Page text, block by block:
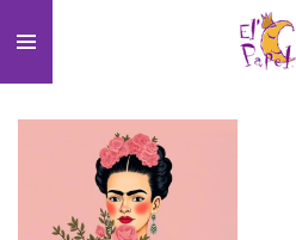
direct
naar
de
hoofdinhoud